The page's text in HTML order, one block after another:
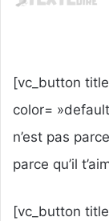
[vc_button
color=
n’est pas
parce qu’il
[vc_button